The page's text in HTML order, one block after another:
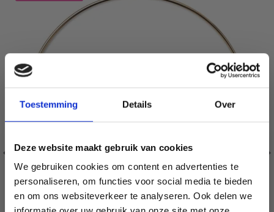
Toestemming Details Over
Deze website maakt gebruik van cookies
We gebruiken cookies om content en advertenties te
personaliseren, om functies voor social media te bieden
en om ons websiteverkeer te analyseren. Ook delen we